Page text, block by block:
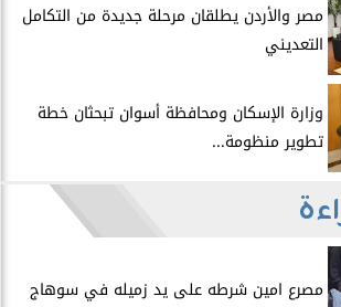
​مصر والأردن يطلقان مرحلة جديدة من التكامل
التعديني
وزارة الإسكان ومحافظة أسوان تبحثان خطة
تطوير منظومة...
مصرع امين شرطه على يد زميله في سوهاج